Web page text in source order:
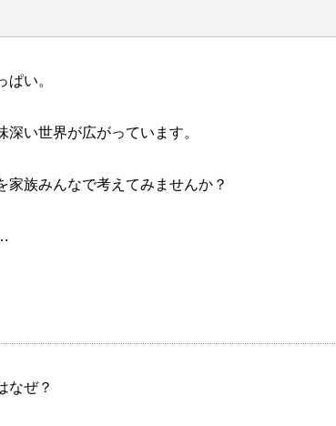
い。
い世界が広がっています。
族みんなで考えてみませんか？
なぜ？